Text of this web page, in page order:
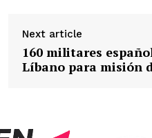
Next article
160 militares
Líbano para misión